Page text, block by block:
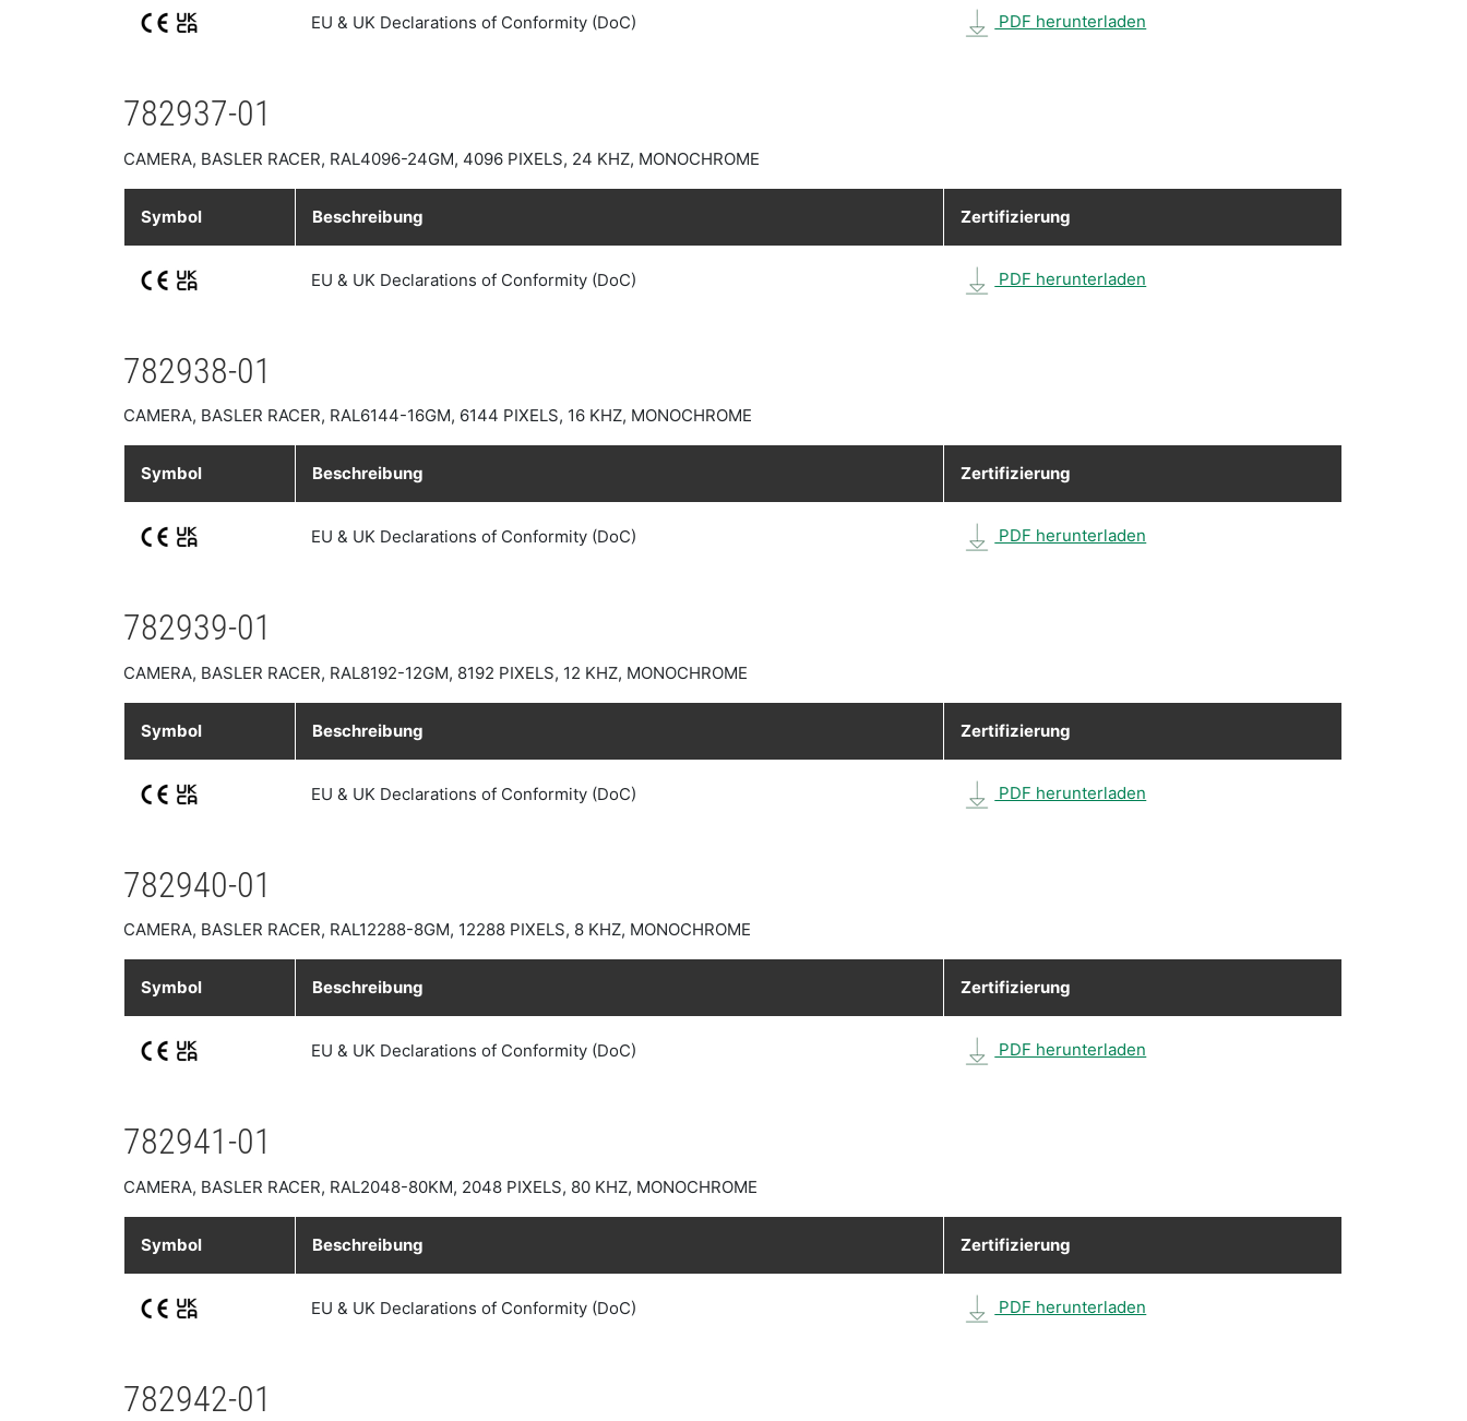
EU & UK Declarations of Conformity (DoC) PDF herunterladen
782937-01
CAMERA, BASLER RACER, RAL4096-24GM, 4096 PIXELS, 24 KHZ, MONOCHROME
Symbol Beschreibung Zertifizierung
EU & UK Declarations of Conformity (DoC) PDF herunterladen
782938-01
CAMERA, BASLER RACER, RAL6144-16GM, 6144 PIXELS, 16 KHZ, MONOCHROME
Symbol Beschreibung Zertifizierung
EU & UK Declarations of Conformity (DoC) PDF herunterladen
782939-01
CAMERA, BASLER RACER, RAL8192-12GM, 8192 PIXELS, 12 KHZ, MONOCHROME
Symbol Beschreibung Zertifizierung
EU & UK Declarations of Conformity (DoC) PDF herunterladen
782940-01
CAMERA, BASLER RACER, RAL12288-8GM, 12288 PIXELS, 8 KHZ, MONOCHROME
Symbol Beschreibung Zertifizierung
EU & UK Declarations of Conformity (DoC) PDF herunterladen
782941-01
CAMERA, BASLER RACER, RAL2048-80KM, 2048 PIXELS, 80 KHZ, MONOCHROME
Symbol Beschreibung Zertifizierung
EU & UK Declarations of Conformity (DoC) PDF herunterladen
782942-01